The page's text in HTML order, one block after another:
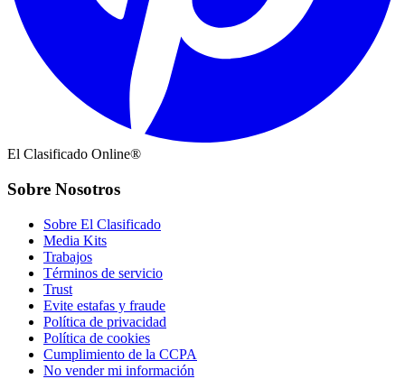
El Clasificado Online®
Sobre Nosotros
Sobre El Clasificado
Media Kits
Trabajos
Términos de servicio
Trust
Evite estafas y fraude
Política de privacidad
Política de cookies
Cumplimiento de la CCPA
No vender mi información